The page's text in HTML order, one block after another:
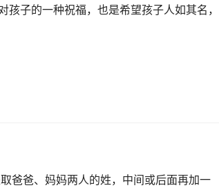
孩子的一种祝福，也是希望孩子人如其名
爸爸、妈妈两人的姓，中间或后面再加一